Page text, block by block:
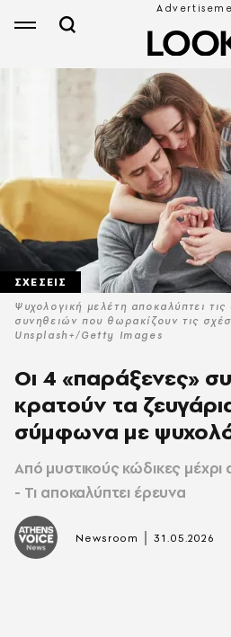
Ψυχολογική μελέτη αποκαλύπτει
συνηθειών που θωρακίζουν τις
Unsplash+/Getty Images
ΣΧΕΣΕΙΣ
Οι 4 «παράξενες»
κρατούν τα
σύμφωνα με
Από μυστικούς κώδικες μέχρι
- Tι αποκαλύπτει έρευνα
Newsroom |31.05.2026